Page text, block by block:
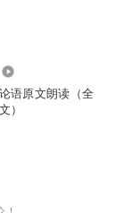
论语原文朗读（全
文）